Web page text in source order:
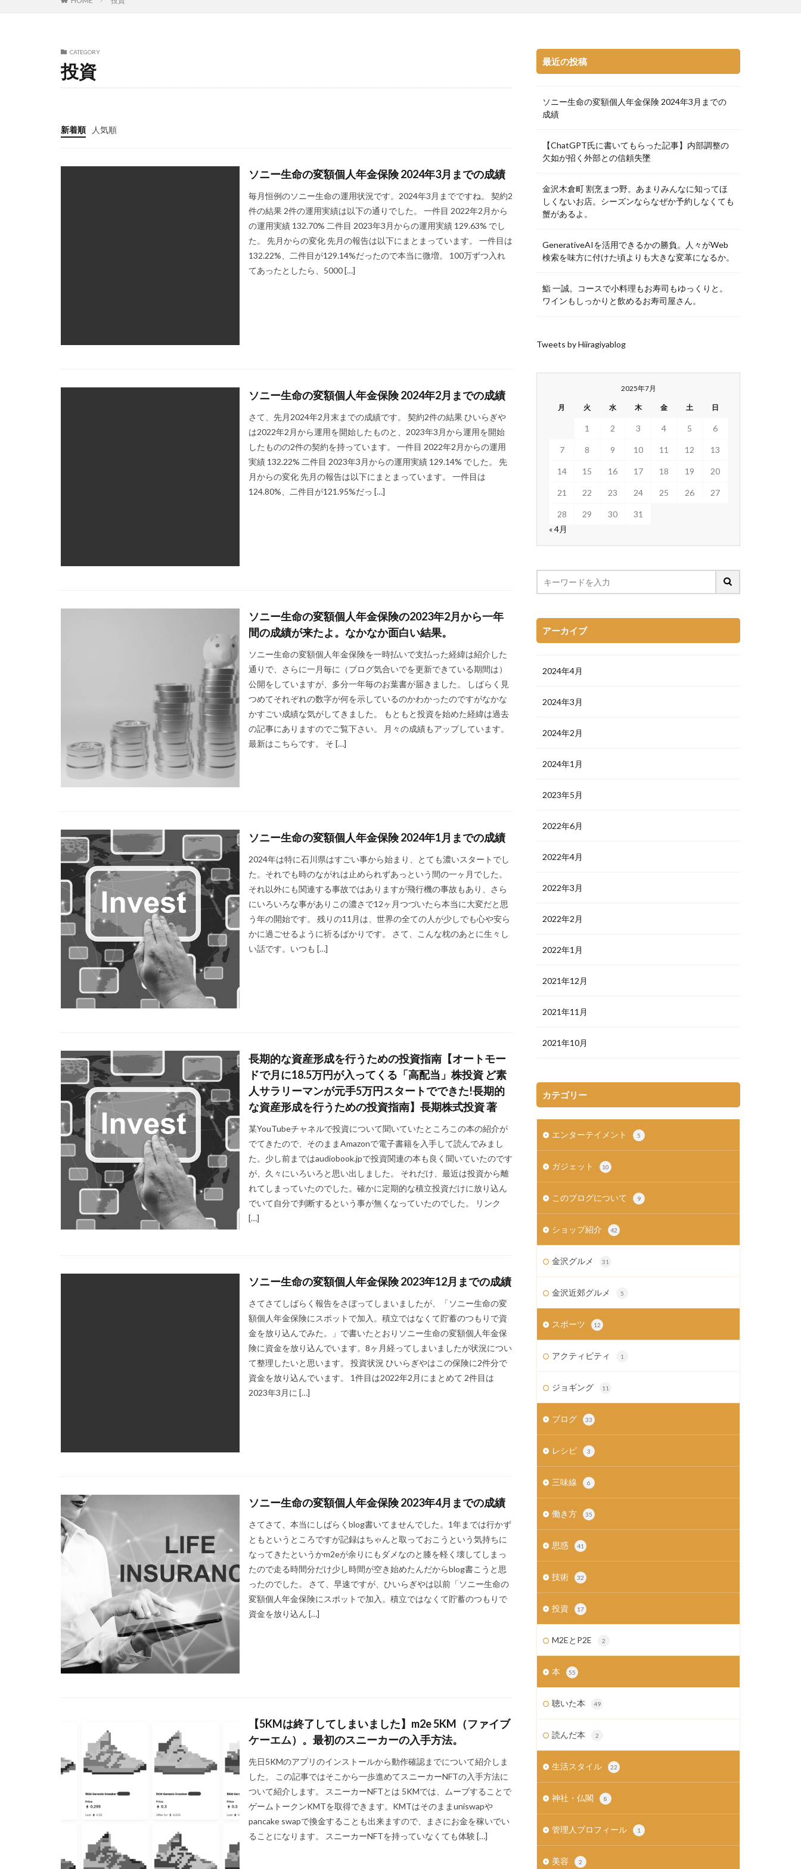
CATEGORY
投資
新着順 人気順
ソニー生命の変額個人年金保険 2024年3月までの成績
毎月恒例のソニー生命の運用状況です。2024年3月までですね。 契約2
件の結果 2件の運用実績は以下の通りでした。 一件目 2022年2月から
の運用実績 132.70% 二件目 2023年3月からの運用実績 129.63% でし
た。 先月からの変化 先月の報告は以下にまとまっています。 一件目は
132.22%、二件目が129.14%だったので本当に微増。 100万ずつ入れ
てあったとしたら、5000 […]
ソニー生命の変額個人年金保険 2024年2月までの成績
さて、先月2024年2月末までの成績です。 契約2件の結果 ひいらぎや
は2022年2月から運用を開始したものと、2023年3月から運用を開始
したものの2件の契約を持っています。 一件目 2022年2月からの運用
実績 132.22% 二件目 2023年3月からの運用実績 129.14% でした。 先
月からの変化 先月の報告は以下にまとまっています。 一件目は
124.80%、二件目が121.95%だっ […]
ソニー生命の変額個人年金保険の2023年2月から一年
間の成績が来たよ。なかなか面白い結果。
ソニー生命の変額個人年金保険を一時払いで支払った経緯は紹介した
通りで、さらに一月毎に（ブログ気合いでを更新できている期間は）
公開をしていますが、多分一年毎のお葉書が届きました。 しばらく見
つめてそれぞれの数字が何を示しているのかわかったのですがなかな
かすごい成績な気がしてきました。 もともと投資を始めた経緯は過去
の記事にありますのでご覧下さい。 月々の成績もアップしています。
最新はこちらです。 そ […]
ソニー生命の変額個人年金保険 2024年1月までの成績
2024年は特に石川県はすごい事から始まり、とても濃いスタートでし
た。それでも時のながれは止められずあっという間の一ヶ月でした。
それ以外にも関連する事故ではありますが飛行機の事故もあり、さら
にいろいろな事がありこの濃さで12ヶ月つづいたら本当に大変だと思
う年の開始です。 残りの11月は、世界の全ての人が少しでも心や安ら
かに過ごせるように祈るばかりです。 さて、こんな枕のあとに生々し
い話です。いつも […]
長期的な資産形成を行うための投資指南【オートモー
ドで月に18.5万円が入ってくる「高配当」株投資 ど素
人サラリーマンが元手5万円スタートでできた!長期的
な資産形成を行うための投資指南】長期株式投資 著
某YouTubeチャネルで投資について聞いていたところこの本の紹介が
でてきたので、そのままAmazonで電子書籍を入手して読んでみまし
た。少し前まではaudiobook.jpで投資関連の本も良く聞いていたのです
が、久々にいろいろと思い出しました。 それだけ、最近は投資から離
れてしまっていたのでした。確かに定期的な積立投資だけに放り込ん
でいて自分で判断するという事が無くなっていたのでした。 リンク
[…]
ソニー生命の変額個人年金保険 2023年12月までの成績
さてさてしばらく報告をさぼってしまいましたが、「ソニー生命の変
額個人年金保険にスポットで加入。積立ではなくて貯蓄のつもりで資
金を放り込んでみた。」で書いたとおりソニー生命の変額個人年金保
険に資金を放り込んでいます。8ヶ月経ってしまいましたが状況につい
て整理したいと思います。 投資状況 ひいらぎやはこの保険に2件分で
資金を放り込んでいます。 1件目は2022年2月にまとめて 2件目は
2023年3月に […]
ソニー生命の変額個人年金保険 2023年4月までの成績
さてさて、本当にしばらくblog書いてませんでした。1年までは行かず
ともというところですが記録はちゃんと取っておこうという気持ちに
なってきたというかm2eが余りにもダメなのと膝を軽く壊してしまっ
たので走る時間分だけ少し時間が空き始めたんだからblog書こうと思
ったのでした。 さて、早速ですが、ひいらぎやは以前「ソニー生命の
変額個人年金保険にスポットで加入。積立ではなくて貯蓄のつもりで
資金を放り込ん […]
【5KMは終了してしまいました】m2e 5KM（ファイブ
ケーエム）。最初のスニーカーの入手方法。
先日5KMのアプリのインストールから動作確認までについて紹介しま
した。 この記事ではそこから一歩進めてスニーカーNFTの入手方法に
ついて紹介します。 スニーカーNFTとは 5KMでは、ムーブすることで
ゲームトークンKMTを取得できます。KMTはそのままuniswapや
pancake swapで換金することも出来ますので、まさにお金を稼いでい
ることになります。 スニーカーNFTを持っていなくても体験 […]
最近の投稿
ソニー生命の変額個人年金保険 2024年3月までの
成績
【ChatGPT氏に書いてもらった記事】内部調整の
欠如が招く外部との信頼失墜
金沢木倉町 割烹まつ野。あまりみんなに知ってほ
しくないお店。シーズンならなぜか予約しなくても
蟹があるよ。
GenerativeAIを活用できるかの勝負。人々がWeb
検索を味方に付けた頃よりも大きな変革になるか。
鮨 一誠。コースで小料理もお寿司もゆっくりと。
ワインもしっかりと飲めるお寿司屋さん。
Tweets by Hiiragiyablog
2025年7月
月 火 水 木 金 土 日
1 2 3 4 5 6
7 8 9 10 11 12 13
14 15 16 17 18 19 20
21 22 23 24 25 26 27
28 29 30
31
« 4月
アーカイブ
2024年4月
2024年3月
2024年2月
2024年1月
2023年5月
2022年6月
2022年4月
2022年3月
2022年2月
2022年1月
2021年12月
2021年11月
2021年10月
カテゴリー
エンターテイメント 5
ガジェット 10
このブログについて 9
ショップ紹介 42
金沢グルメ 31
金沢近郊グルメ 5
スポーツ 12
アクティビティ 1
ジョギング 11
ブログ 33
レシピ 3
三味線 6
働き方 35
思惑 41
技術 32
投資 17
M2EとP2E 2
本 55
聴いた本 49
読んだ本 2
生活スタイル 22
神社・仏閣 8
管理人プロフィール 1
美容 2